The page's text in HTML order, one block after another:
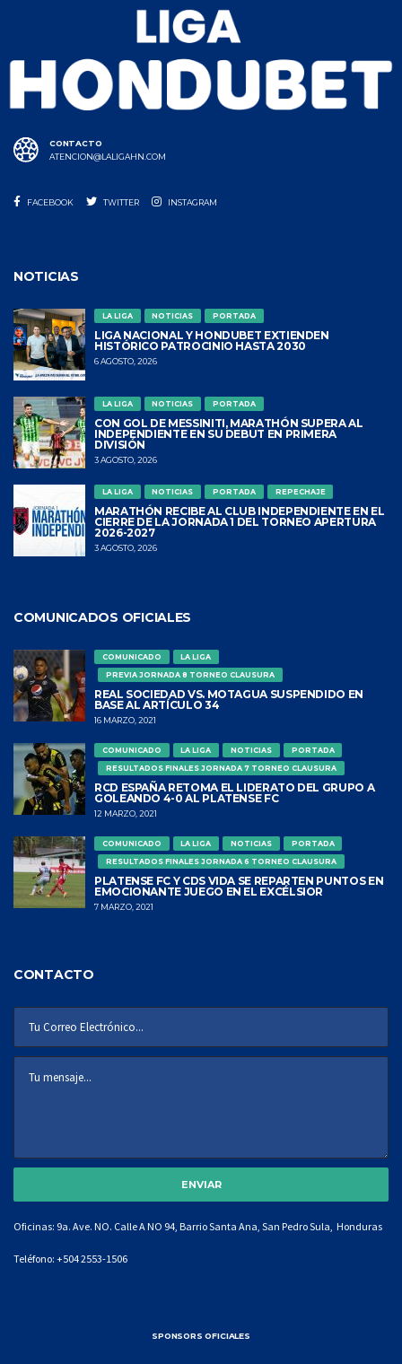
CONTACTO
ATENCION@LALIGAHN.COM
FACEBOOK TWITTER INSTAGRAM
NOTICIAS
LA LIGA NOTICIAS PORTADA
LIGA NACIONAL Y HONDUBET EXTIENDEN
HISTÓRICO PATROCINIO HASTA 2030
6 AGOSTO, 2026
LA LIGA NOTICIAS PORTADA
CON GOL DE MESSINITI, MARATHÓN SUPERA AL
INDEPENDIENTE EN SU DEBUT EN PRIMERA
DIVISIÓN
3 AGOSTO, 2026
LA LIGA NOTICIAS PORTADA REPECHAJE
MARATHÓN RECIBE AL CLUB INDEPENDIENTE EN EL
CIERRE DE LA JORNADA 1 DEL TORNEO APERTURA
2026-2027
3 AGOSTO, 2026
COMUNICADOS OFICIALES
COMUNICADO
LA LIGA
PREVIA JORNADA 8 TORNEO CLAUSURA
REAL SOCIEDAD VS. MOTAGUA SUSPENDIDO EN
BASE AL ARTÍCULO 34
16 MARZO, 2021
COMUNICADO LA LIGA NOTICIAS
PORTADA
RESULTADOS FINALES JORNADA 7 TORNEO CLAUSURA
RCD ESPAÑA RETOMA EL LIDERATO DEL GRUPO A
GOLEANDO 4-0 AL PLATENSE FC
12 MARZO, 2021
COMUNICADO LA LIGA NOTICIAS
PORTADA
RESULTADOS FINALES JORNADA 6 TORNEO CLAUSURA
PLATENSE FC Y CDS VIDA SE REPARTEN PUNTOS EN
EMOCIONANTE JUEGO EN EL EXCÉLSIOR
7 MARZO, 2021
CONTACTO
Oficinas: 9a. Ave. NO. Calle A NO 94, Barrio Santa Ana, San Pedro Sula, Honduras
Teléfono: +504 2553-1506
SPONSORS OFICIALES